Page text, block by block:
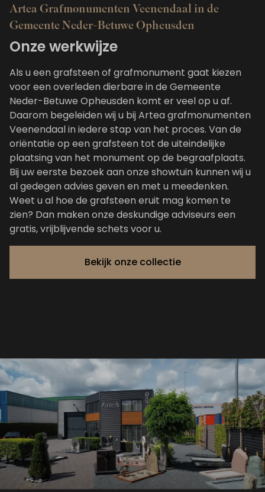
Artea Grafmonumenten Veenendaal in de
Gemeente Neder-Betuwe Opheusden
Onze werkwijze
Als u een grafsteen of grafmonument gaat kiezen
voor een overleden dierbare in de Gemeente
Neder-Betuwe Opheusden komt er veel op u af.
Daarom begeleiden wij u bij Artea grafmonumenten
Veenendaal in iedere stap van het proces. Van de
oriëntatie op een grafsteen tot de uiteindelijke
plaatsing van het monument op de begraafplaats.
Bij uw eerste bezoek aan onze showtuin kunnen wij u
al gedegen advies geven en met u meedenken.
Weet u al hoe de grafsteen eruit mag komen te
zien? Dan maken onze deskundige adviseurs een
gratis, vrijblijvende schets voor u.
Bekijk onze collectie